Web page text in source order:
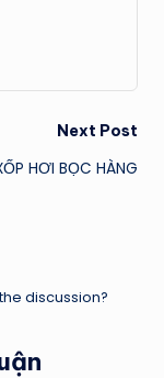
Next Post
HƠI BỌC HÀNG
discussion?